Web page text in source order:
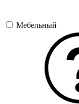
Мебельный